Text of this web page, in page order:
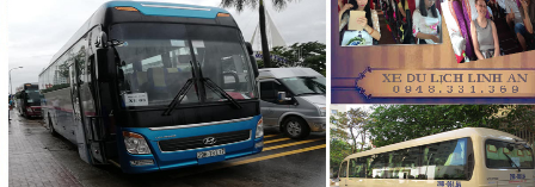
Xe 29 chỗ - Huyndai
County